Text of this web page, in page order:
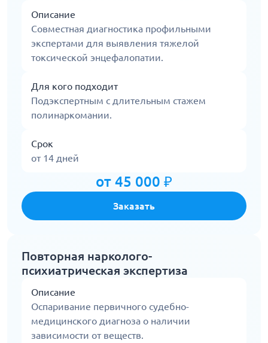
Описание
Совместная диагностика профильными
экспертами для выявления тяжелой
токсической энцефалопатии.
Для кого подходит
Подэкспертным с длительным стажем
полинаркомании.
Срок
от 14 дней
от 45 000 ₽
Заказать
Повторная нарколого-
психиатрическая экспертиза
Описание
Оспаривание первичного судебно-
медицинского диагноза о наличии
зависимости от веществ.